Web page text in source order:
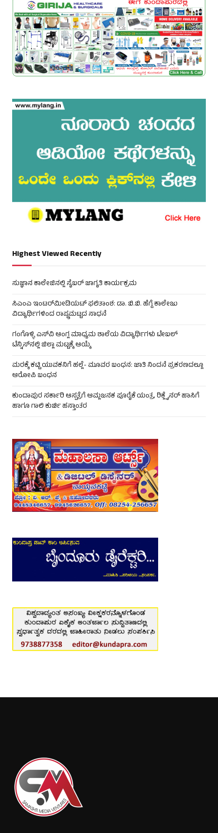
Highest Viewed Recently
ಸುಜ್ಞಾನ ಕಾಲೇಜಿನಲ್ಲಿ ಸೈಬರ್ ಜಾಗೃತಿ ಕಾರ್ಯಕ್ರಮ
ಸಿಎಂಎ ಇಂಟರ್‌ಮೀಡಿಯಟ್ ಫಲಿತಾಂಶ: ಡಾ. ಬಿ.ಬಿ. ಹೆಗ್ಡೆ ಕಾಲೇಜು
ವಿದ್ಯಾರ್ಥಿಗಳಿಂದ ರಾಷ್ಟ್ರಮಟ್ಟದ ಸಾಧನೆ
ಗಂಗೊಳ್ಳಿ ಎಸ್‌ವಿ ಆಂಗ್ಲ ಮಾಧ್ಯಮ ಶಾಲೆಯ ವಿದ್ಯಾರ್ಥಿಗಳು ಟೇಬಲ್‌
ಟೆನ್ನಿಸ್‌ನಲ್ಲಿ ಜಿಲ್ಲಾ ಮಟ್ಟಕ್ಕೆ ಆಯ್ಕೆ
ಮರಕ್ಕೆ ಕಟ್ಟಿ ಯುವಕನಿಗೆ ಹಲ್ಲೆ- ಮೂವರ ಬಂಧನ: ಜಾತಿ ನಿಂದನೆ ಪ್ರಕರಣದಲ್ಲೂ
ಆರೋಪಿ ಬಂಧನ
ಕುಂದಾಪುರ ಸರ್ಕಾರಿ ಆಸ್ಪತ್ರೆಗೆ ಆಮ್ಲಜನಕ ಪೂರೈಕೆ ಯಂತ್ರ, ರಿಕ್ಲೈನರ್ ಹಾಸಿಗೆ
ಹಾಗೂ ಗಾಲಿ ಕುರ್ಚಿ ಹಸ್ತಾಂತರ